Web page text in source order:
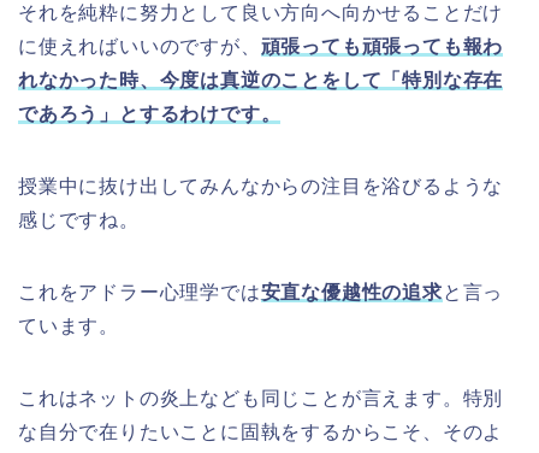
それを純粋に努力として良い方向へ向かせることだけ
に使えればいいのですが、 頑張っても頑張っても報わ
れなかった時、今度は真逆のことをして「特別な存在
であろう」とするわけです。
授業中に抜け出してみんなからの注目を浴びるような
感じですね。
これをアドラー心理学では安直な優越性の追求と言っ
ています。
これはネットの炎上なども同じことが言えます。特別
な自分で在りたいことに固執をするからこそ、そのよ